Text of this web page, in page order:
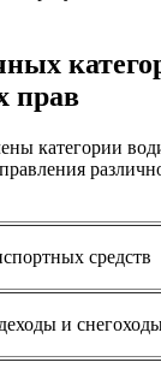
прав
категории
средств
и